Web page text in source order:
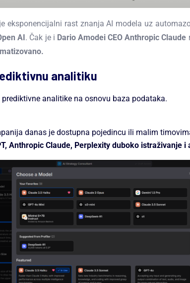
eksponencijalni rast znanja AI modela uz
AI. Čak je i Dario Amodei CEO Anthropic Claude
analitiku
analitike na osnovu baza podataka.
danas je dostupna pojedincu ili malim
Anthropic Claude, Perplexity duboko istraživanje i